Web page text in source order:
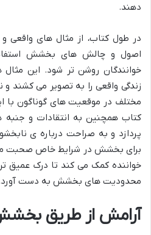
دهند.
در طول کتاب، از مثال های واقعی
اصول و چالش های بخشش
خوانندگان روشن تر شود. این
زندگی واقعی را به تصویر می کشند
مختلف در موقعیت های گوناگون با
کتاب همچنین به انتقادات و
پردازد و به صراحت درباره ی
برای بخشش در شرایط خاص صحبت می
خواننده کمک می کند تا درک عمیق
محدودیت های بخشش به دست
آرامش از طریق